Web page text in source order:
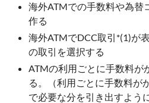
海外ATMでの手数料や為替
作る
海外ATMでDCC取引*(1)が
の取引を選択する
ATMの利用ごとに手数料が
る。（利用ごとに手数料が
で必要な分を引き出すよう